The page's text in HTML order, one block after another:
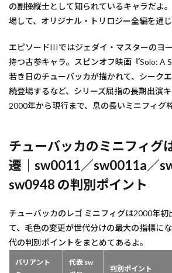
の副操縦士として知られているキャラだよ
場して、オリジナル・トリロジー全編を通じ
エピソードIIIではジェダイ・マスターのヨ
持つ古参キャラ。スピンオフ映画『Solo: A
若き日のチューバッカが描かれて、シーク
続登場するなど、シリーズ屈指の長期出演
2000年から現行まで、息の長いミニフィグ
チューバッカのミニフィグ
遷｜sw0011／sw0011a／
sw0948 の判別ポイント
チューバッカのレゴ ミニフィグは2000年初
て、毛色の変更が世代分けの最大の指標に
代の判別ポイントをまとめてあるよ。
バリアント
代表 sw
判別ポイント